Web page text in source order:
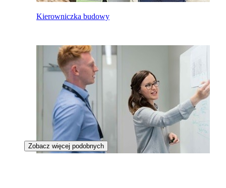
Kierowniczka budowy
Zobacz więcej podobnych